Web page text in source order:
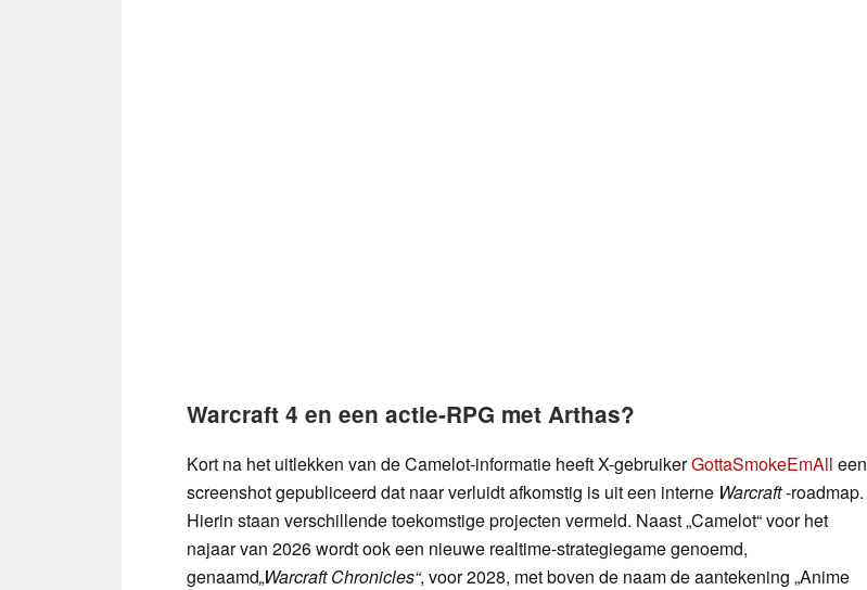
Warcraft 4 en een actie-RPG met Arthas?
Kort na het uitlekken van de Camelot-informatie heeft X-gebruikerGottaSmokeEmAll een
screenshot gepubliceerd dat naar verluidt afkomstig is uit een interne Warcraft-roadmap.
Hierin staan verschillende toekomstige projecten vermeld. Naast „Camelot“ voor het
najaar van 2026 wordt ook een nieuwe realtime-strategiegame genoemd,
genaamd„Warcraft Chronicles“, voor 2028, met boven de naam de aantekening „Anime